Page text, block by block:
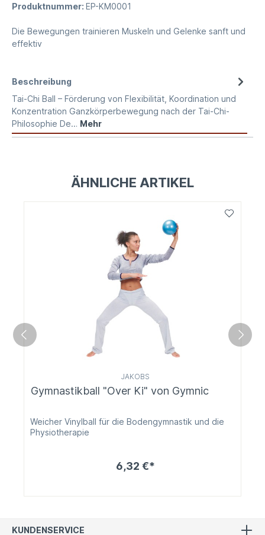
Produktnummer: EP-KM0001
Die Bewegungen trainieren Muskeln und Gelenke sanft und
effektiv
Beschreibung
Tai-Chi Ball – Förderung von Flexibilität, Koordination und
Konzentration Ganzkörperbewegung nach der Tai-Chi-
Philosophie De… Mehr
ÄHNLICHE ARTIKEL
JAKOBS
Gymnastikball "Over Ki" von Gymnic
Weicher Vinylball für die Bodengymnastik und die
Physiotherapie
6,32 €*
KUNDENSERVICE